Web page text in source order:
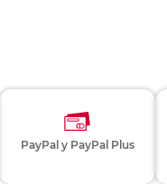
PayPal y PayPal Plus